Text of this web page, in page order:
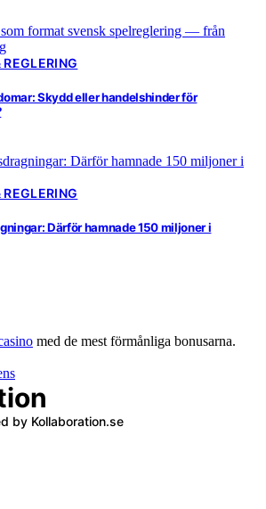
Skydd eller handelshinder för
Därför hamnade 150 miljoner i
med de mest förmånliga bonusarna.
by Kollaboration.se